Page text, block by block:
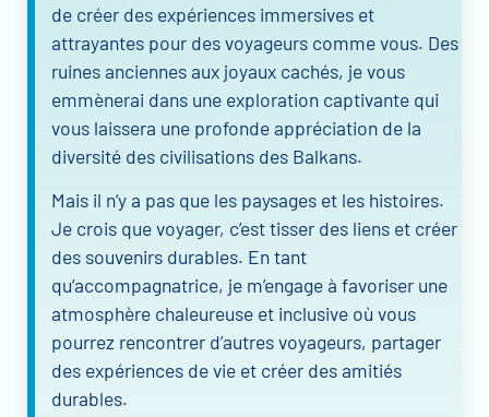
de créer des expériences immersives et
attrayantes pour des voyageurs comme vous. Des
ruines anciennes aux joyaux cachés, je vous
emmènerai dans une exploration captivante qui
vous laissera une profonde appréciation de la
diversité des civilisations des Balkans.
Mais il n’y a pas que les paysages et les histoires.
Je crois que voyager, c’est tisser des liens et créer
des souvenirs durables. En tant
qu’accompagnatrice, je m’engage à favoriser une
atmosphère chaleureuse et inclusive où vous
pourrez rencontrer d’autres voyageurs, partager
des expériences de vie et créer des amitiés
durables.